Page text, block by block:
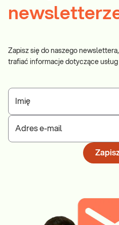
Zapisz się do naszego
trafiać informacje dotyczące
Imię
Adres e-mail